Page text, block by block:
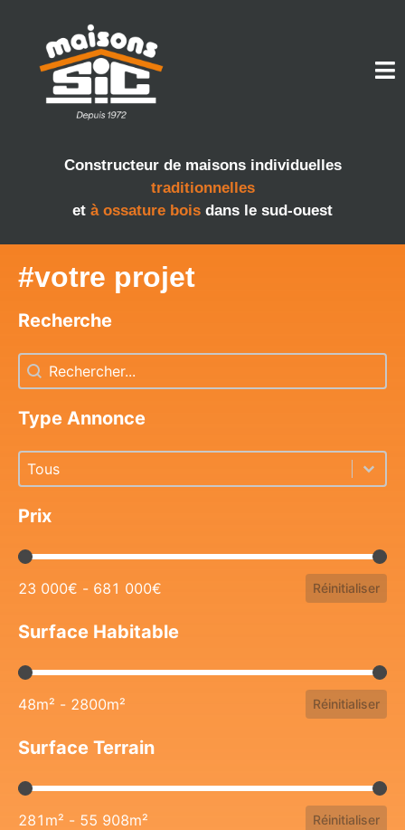
Constructeur de maisons individuelles
traditionnelles
et à ossature bois dans le sud-ouest
#votre projet
Recherche
Recherche
Recherche
Type Annonce
Type Annonce
Type Annonce
Type Annonce
Prix
Prix
23 000€ - 681 000€ Réinitialiser
Surface Habitable
Surface Habitable
48m² - 2800m² Réinitialiser
Surface Terrain
Surface Terrain
281m² - 55 908m² Réinitialiser